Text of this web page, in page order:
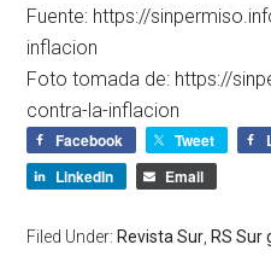
Fuente: https://
inflacion
Foto tomada de: https://
contra-la-inflacion
Facebook Tweet
LinkedIn
Email
Filed Under: Revista Sur, RS Sur